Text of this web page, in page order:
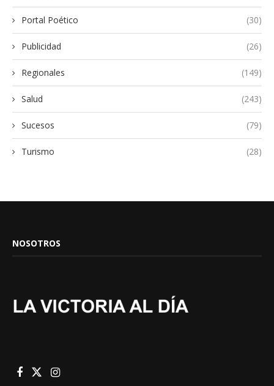
Portal Poético (30)
Publicidad (26)
Regionales (149)
Salud (243)
Sucesos (79)
Turismo (28)
NOSOTROS